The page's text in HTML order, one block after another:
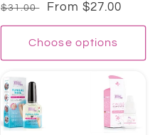
Regular
price
$31.00
Sale
price
From $27.00
Choose options